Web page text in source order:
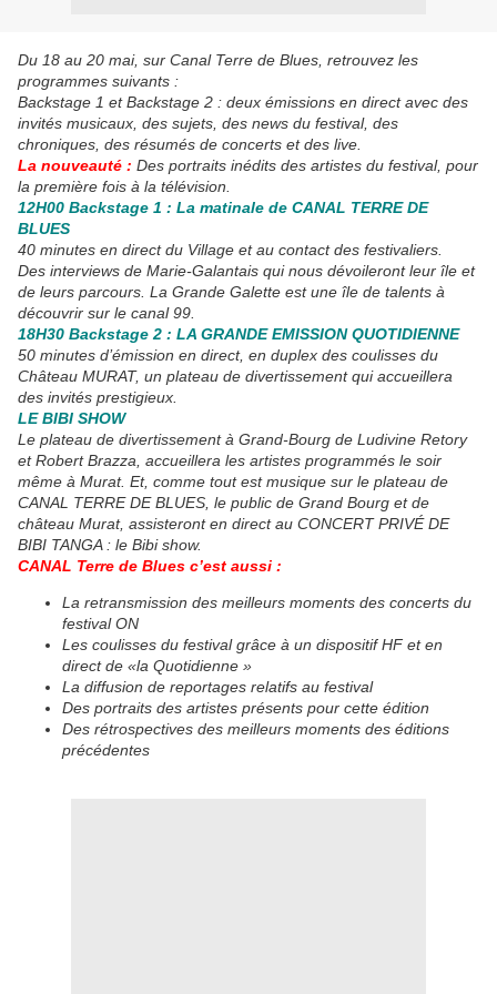
Du 18 au 20 mai, sur Canal Terre de Blues, retrouvez les
programmes suivants :
Backstage 1 et Backstage 2 : deux émissions en direct avec des
invités musicaux, des sujets, des news du festival, des
chroniques, des résumés de concerts et des live.
La nouveauté : Des portraits inédits des artistes du festival, pour
la première fois à la télévision.
12H00 Backstage 1 : La matinale de CANAL TERRE DE
BLUES
40 minutes en direct du Village et au contact des festivaliers.
Des interviews de Marie-Galantais qui nous dévoileront leur île et
de leurs parcours. La Grande Galette est une île de talents à
découvrir sur le canal 99.
18H30 Backstage 2 : LA GRANDE EMISSION QUOTIDIENNE
50 minutes d’émission en direct, en duplex des coulisses du
Château MURAT, un plateau de divertissement qui accueillera
des invités prestigieux.
LE BIBI SHOW
Le plateau de divertissement à Grand-Bourg de Ludivine Retory
et Robert Brazza, accueillera les artistes programmés le soir
même à Murat. Et, comme tout est musique sur le plateau de
CANAL TERRE DE BLUES, le public de Grand Bourg et de
château Murat, assisteront en direct au CONCERT PRIVÉ DE
BIBI TANGA : le Bibi show.
CANAL Terre de Blues c’est aussi :
La retransmission des meilleurs moments des concerts du
festival ON
Les coulisses du festival grâce à un dispositif HF et en
direct de «la Quotidienne »
La diffusion de reportages relatifs au festival
Des portraits des artistes présents pour cette édition
Des rétrospectives des meilleurs moments des éditions
précédentes